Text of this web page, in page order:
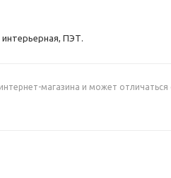
ПЭТ.
магазина и может отличаться